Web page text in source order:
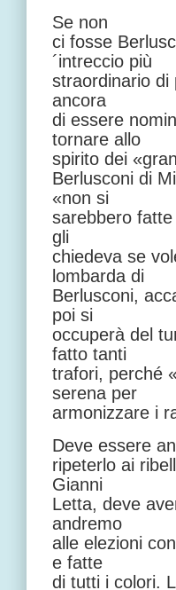
Se non
ci fosse
´intreccio più
straordinario di
ancora
di essere
tornare allo
spirito dei
Berlusconi di
«non si
sarebbero
gli
chiedeva se
lombarda di
Berlusconi,
poi si
occuperà del
fatto tanti
trafori, perché
serena per
armonizzare i
Deve essere
ripeterlo ai
Gianni
Letta, deve
andremo
alle elezioni
e fatte
di tutti i colori.